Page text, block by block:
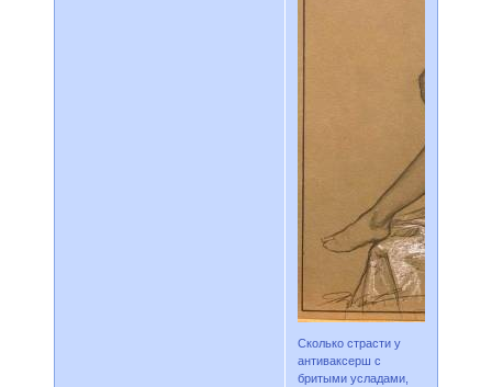
Сколько страсти у
антиваксерш с
бритыми усладами,